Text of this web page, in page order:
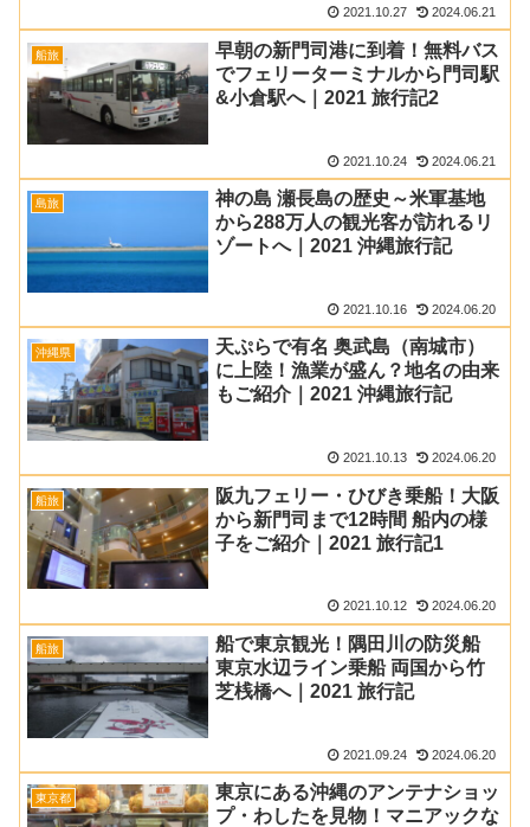
2021.10.27 2024.06.21
船旅
早朝の新門司港に到着！無料バス
でフェリーターミナルから門司駅
&小倉駅へ｜2021 旅行記2
2021.10.24 2024.06.21
島旅
神の島 瀬長島の歴史～米軍基地
から288万人の観光客が訪れるリ
ゾートへ｜2021 沖縄旅行記
2021.10.16 2024.06.20
沖縄県
天ぷらで有名 奥武島（南城市）
に上陸！漁業が盛ん？地名の由来
もご紹介｜2021 沖縄旅行記
2021.10.13 2024.06.20
船旅
阪九フェリー・ひびき乗船！大阪
から新門司まで12時間 船内の様
子をご紹介｜2021 旅行記1
2021.10.12 2024.06.20
船旅
船で東京観光！隅田川の防災船
東京水辺ライン乗船 両国から竹
芝桟橋へ｜2021 旅行記
2021.09.24 2024.06.20
東京都
東京にある沖縄のアンテナショッ
プ・わしたを見物！マニアックな